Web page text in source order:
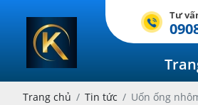
Tư
Trang chủ Tin tức Uốn ống